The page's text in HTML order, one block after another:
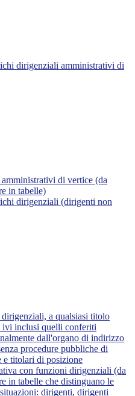
dirigenziali amministrativi di
di vertice (da
in tabelle)
dirigenziali (dirigenti non
a qualsiasi titolo
ivi inclusi quelli conferiti
dall'organo di indirizzo
procedure pubbliche di
e titolari di posizione
con funzioni dirigenziali (da
in tabelle che distinguano le
dirigenti, dirigenti